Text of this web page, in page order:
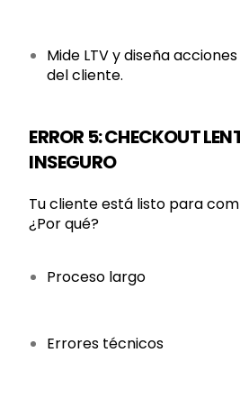
Mide LTV y diseña
del cliente.
ERROR 5: CHECKOUT
INSEGURO
Tu cliente está listo para
¿Por qué?
Proceso largo
Errores técnicos